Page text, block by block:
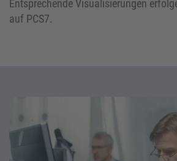
Entsprechende Visualisierungen
auf PCS7.